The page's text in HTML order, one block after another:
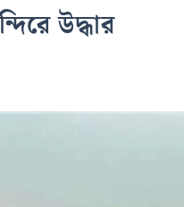
উদ্ধার